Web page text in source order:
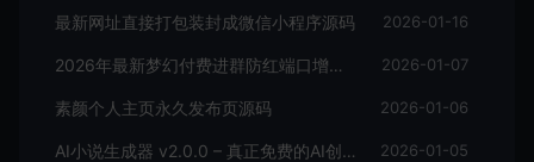
最新网址直接打包装封成微信小程序源码 2026-01-16
2026年最新梦幻付费进群防红端口增加过白功能 2026-01-07
素颜个人主页永久发布页源码 2026-01-06
AI小说生成器 v2.0.0 – 真正免费的AI创作工具 2026-01-05